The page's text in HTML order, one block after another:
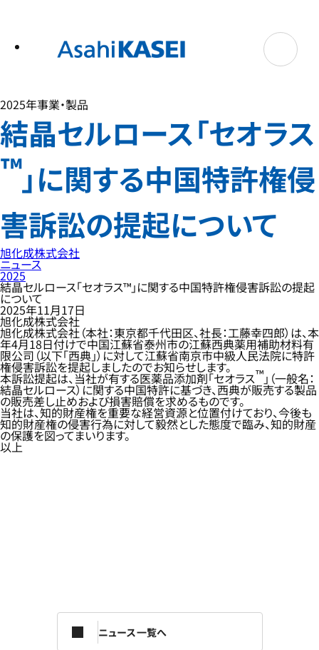
2025年事業・製品
結晶セルロース「セオラス
™」に関する中国特許権侵
害訴訟の提起について
旭化成株式会社
ニュース
2025
結晶セルロース「セオラス™」に関する中国特許権侵害訴訟の提起
について
2025年11月17日
旭化成株式会社
旭化成株式会社（本社：東京都千代田区、社長：工藤幸四郎）は、本
年4月18日付けで中国江蘇省泰州市の江蘇西典薬用補助材料有
限公司（以下「西典」）に対して江蘇省南京市中級人民法院に特許
権侵害訴訟を提起しましたのでお知らせします。
本訴訟提起は、当社が有する医薬品添加剤「セオラス™」（一般名：
結晶セルロース）に関する中国特許に基づき、西典が販売する製品
の販売差し止めおよび損害賠償を求めるものです。
当社は、知的財産権を重要な経営資源と位置付けており、今後も
知的財産権の侵害行為に対して毅然とした態度で臨み、知的財産
の保護を図ってまいります。
以上
ニュース一覧へ